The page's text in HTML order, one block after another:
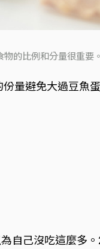
的比例和分量很重要
量避免大過豆魚
自己沒吃這麼多